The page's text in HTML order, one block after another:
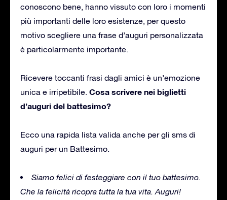
conoscono bene, hanno vissuto con loro i momenti
più importanti delle loro esistenze, per questo
motivo scegliere una frase d’auguri personalizzata
è particolarmente importante.
Ricevere toccanti frasi dagli amici è un’emozione
unica e irripetibile. Cosa scrivere nei biglietti
d’auguri del battesimo?
Ecco una rapida lista valida anche per gli sms di
auguri per un Battesimo.
Siamo felici di festeggiare con il tuo battesimo.
Che la felicità ricopra tutta la tua vita. Auguri!